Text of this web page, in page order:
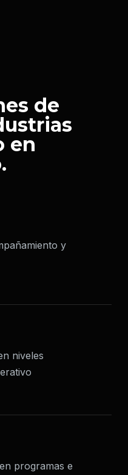
de
en
y
niveles
programas e